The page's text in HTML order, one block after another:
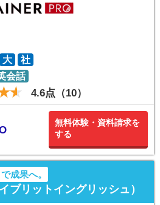
大
社
会話
4.6点（10）
無料体験・資料請求を
する
成果へ。
リットイングリッシュ）